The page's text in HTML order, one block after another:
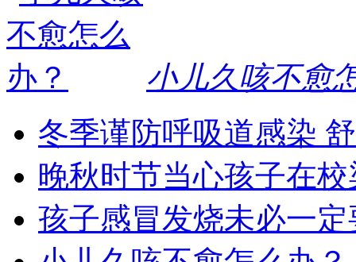
小儿久咳不愈
冬季谨防呼吸道感染
晚秋时节当心孩子在
孩子感冒发烧未必一